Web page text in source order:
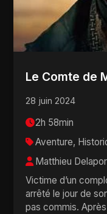
Le Comte de
28 juin 2024
2h 58min
Aventure,
Matthieu
Victime d’un
arrêté le jour de
pas commis.